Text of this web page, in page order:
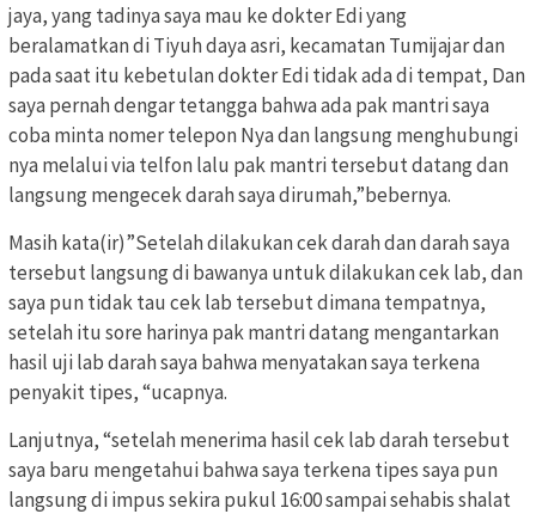
jaya, yang tadinya saya mau ke dokter Edi yang
beralamatkan di Tiyuh daya asri, kecamatan Tumijajar dan
pada saat itu kebetulan dokter Edi tidak ada di tempat, Dan
saya pernah dengar tetangga bahwa ada pak mantri saya
coba minta nomer telepon Nya dan langsung menghubungi
nya melalui via telfon lalu pak mantri tersebut datang dan
langsung mengecek darah saya dirumah,”bebernya.
Masih kata(ir)”Setelah dilakukan cek darah dan darah saya
tersebut langsung di bawanya untuk dilakukan cek lab, dan
saya pun tidak tau cek lab tersebut dimana tempatnya,
setelah itu sore harinya pak mantri datang mengantarkan
hasil uji lab darah saya bahwa menyatakan saya terkena
penyakit tipes, “ucapnya.
Lanjutnya, “setelah menerima hasil cek lab darah tersebut
saya baru mengetahui bahwa saya terkena tipes saya pun
langsung di impus sekira pukul 16:00 sampai sehabis shalat